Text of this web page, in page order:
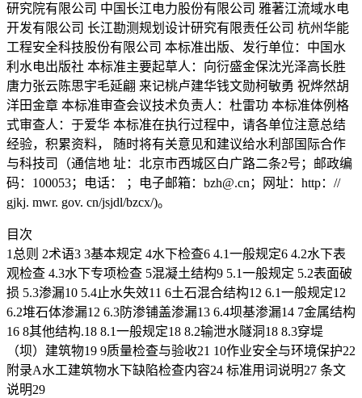
研究院有限公司 中国长江电力股份有限公司 雅著江流域水电
开发有限公司 长江勘测规划设计研究有限责任公司 杭州华能
工程安全科技股份有限公司 本标准出版、发行单位：中国水
利水电出版社 本标准主要起草人：向衍盛金保沈光泽高长胜
唐力张云陈思宇毛延翩 来记桃卢建华钱文勋柯敏勇 祝烨然胡
洋田金章 本标准审查会议技术负责人：杜雷功 本标准体例格
式审查人：于爱华 本标准在执行过程中，请各单位注意总结
经验，积累资料， 随时将有关意见和建议给水利部国际合作
与科技司（通信地 址：北京市西城区白广路二条2号；邮政编
码：100053；电话： ；电子邮箱：bzh@.cn；网址：http：//
gjkj. mwr. gov. cn/jsjdl/bzcx/)。
目次
1总则 2术语3 3基本规定 4水下检查6 4.1一般规定6 4.2水下表
观检查 4.3水下专项检查 5混凝土结构9 5.1一般规定 5.2表面破
损 5.3渗漏10 5.4止水失效11 6土石混合结构12 6.1一般规定12
6.2堆石体渗漏12 6.3防渗铺盖渗漏13 6.4坝基渗漏14 7金属结构
16 8其他结构.18 8.1一般规定18 8.2输泄水隧洞18 8.3穿堤
（坝）建筑物19 9质量检查与验收21 10作业安全与环境保护22
附录A水工建筑物水下缺陷检查内容24 标准用词说明27 条文
说明29